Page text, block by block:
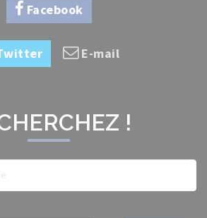
Facebook
E-mail
!